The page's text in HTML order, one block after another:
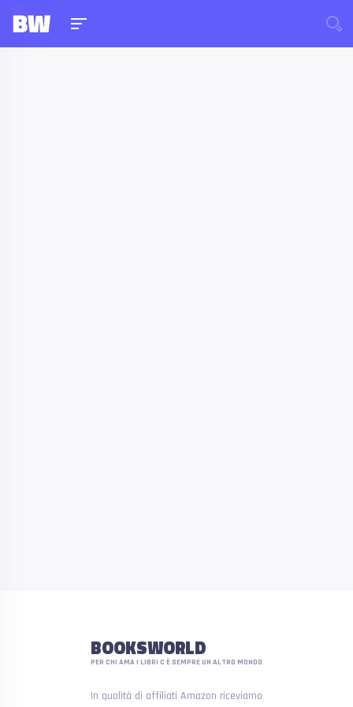
BOOKSWORLD
PER CHI AMA I LIBRI C'È SEMPRE UN ALTRO MONDO
In qualità di affiliati Amazon riceviamo